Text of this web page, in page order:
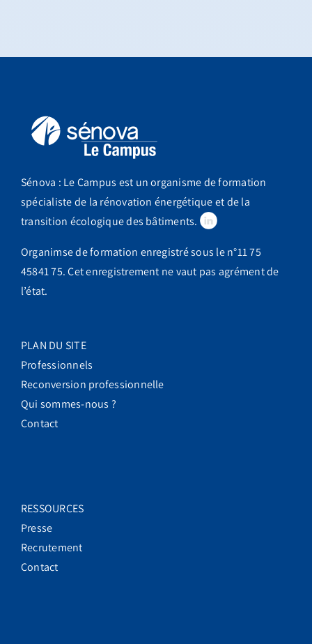
Sénova : Le Campus est un organisme de formation
spécialiste de la rénovation énergétique et de la
transition écologique des bâtiments.
Organimse de formation enregistré sous le n°11 75
45841 75. Cet enregistrement ne vaut pas agrément de
l’état.
PLAN DU SITE
Professionnels
Reconversion professionnelle
Qui sommes-nous ?
Contact
RESSOURCES
Presse
Recrutement
Contact